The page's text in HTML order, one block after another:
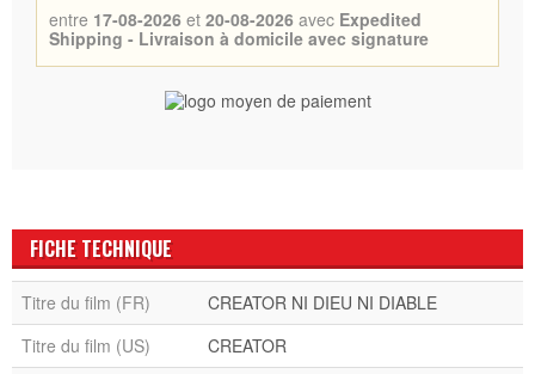
entre 17-08-2026 et 20-08-2026 avec Expedited
Shipping - Livraison à domicile avec signature
FICHE TECHNIQUE
Titre du film (FR)
CREATOR NI DIEU NI DIABLE
Titre du film (US)
CREATOR